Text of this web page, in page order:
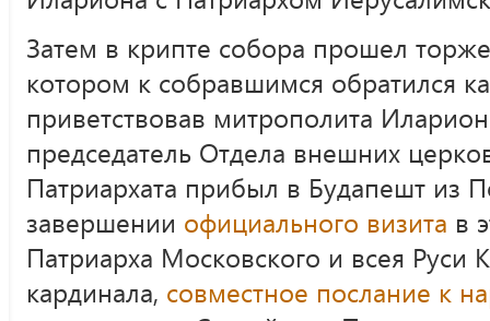
Затем в крипте собора прошел
котором к собравшимся обратился
приветствовав митрополита
председатель Отдела внешних
Патриархата прибыл в Будапешт из
завершении официального визита в
Патриарха Московского и всея Руси
кардинала, совместное послание к